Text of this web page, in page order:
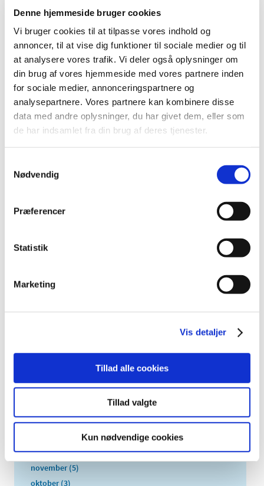
Denne hjemmeside bruger cookies
Vi bruger cookies til at tilpasse vores indhold og
annoncer, til at vise dig funktioner til sociale medier og til
at analysere vores trafik. Vi deler også oplysninger om
din brug af vores hjemmeside med vores partnere inden
for sociale medier, annonceringspartnere og
analysepartnere. Vores partnere kan kombinere disse
data med andre oplysninger, du har givet dem, eller som
de har indsamlet fra din brug af deres tjenester.
Nødvendig
Præferencer
Statistik
Marketing
Vis detaljer
Tillad alle cookies
Tillad valgte
Kun nødvendige cookies
Høring over Medicintilskuds­nævnets nye
forslag til indstilling til tilskudsstatus for
lægemidler mod diabetes
| 8. januar 2013
Medicintilskudsnævnet er i gang med at revurdere
tilskudsstatus for lægemidler mod diabetes
TID
2022 (197)
2018 (150)
2016 (167)
2014 (44)
december (4)
november (5)
oktober (3)